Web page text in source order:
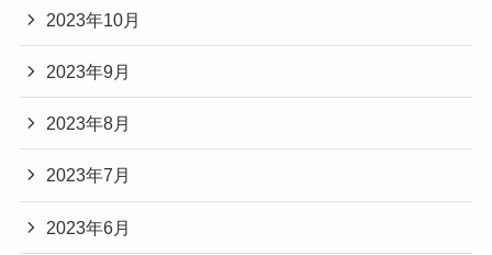
2023年10月
2023年9月
2023年8月
2023年7月
2023年6月